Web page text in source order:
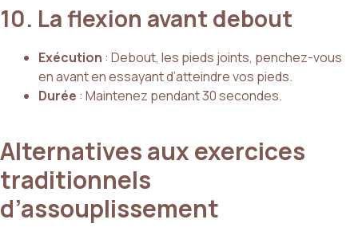
10. La flexion avant debout
Exécution : Debout, les pieds joints, penchez-vous
en avant en essayant d’atteindre vos pieds.
Durée : Maintenez pendant 30 secondes.
Alternatives aux exercices
traditionnels
d’assouplissement